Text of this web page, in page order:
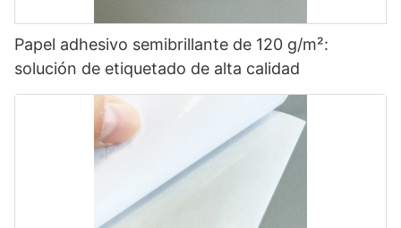
Papel adhesivo semibrillante de 120 g/m²:
solución de etiquetado de alta calidad